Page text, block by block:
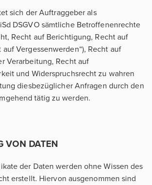
sich der Auftraggeber als
DSGVO sämtliche Betroffenenrechte
Recht auf Berichtigung, Recht auf
auf Vergessenwerden“), Recht auf
Verarbeitung, Recht auf
und Widerspruchsrecht zu wahren
diesbezüglicher Anfragen durch den
tätig zu werden.
VON DATEN
der Daten werden ohne Wissen des
erstellt. Hiervon ausgenommen sind